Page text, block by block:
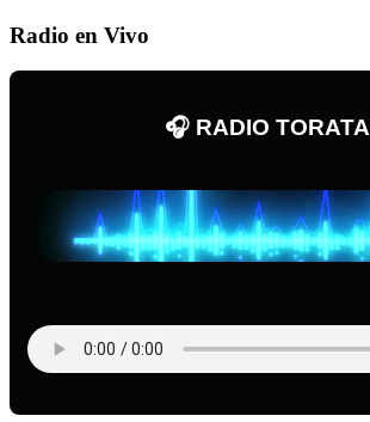
Radio en Vivo
🎧 RADIO TORATA